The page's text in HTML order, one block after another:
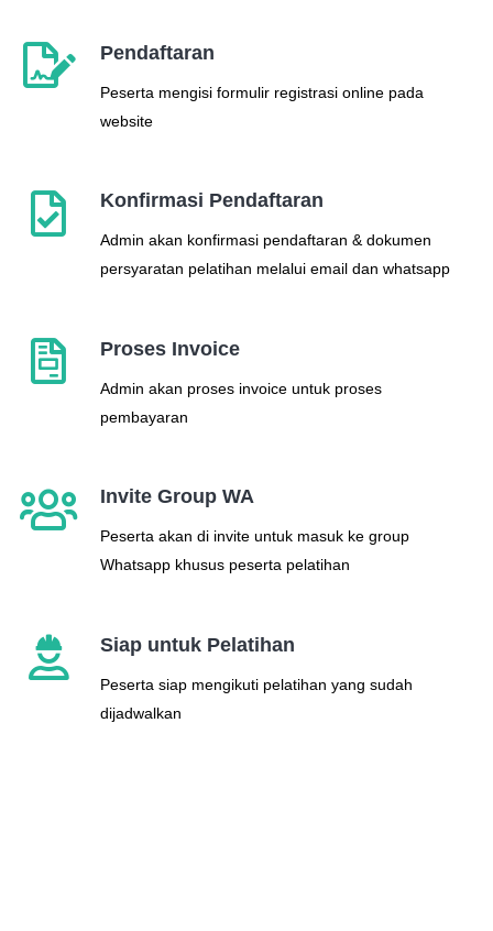
Pendaftaran
Peserta mengisi formulir registrasi online pada
website
Konfirmasi Pendaftaran
Admin akan konfirmasi pendaftaran & dokumen
persyaratan pelatihan melalui email dan whatsapp
Proses Invoice
Admin akan proses invoice untuk proses
pembayaran
Invite Group WA
Peserta akan di invite untuk masuk ke group
Whatsapp khusus peserta pelatihan
Siap untuk Pelatihan
Peserta siap mengikuti pelatihan yang sudah
dijadwalkan